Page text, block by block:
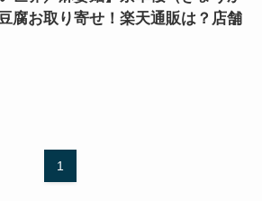
腐お取り寄せ！楽天通販は？店舗
1